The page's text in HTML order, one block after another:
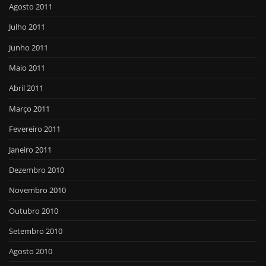
Agosto 2011
Julho 2011
Junho 2011
Maio 2011
Abril 2011
Março 2011
Fevereiro 2011
Janeiro 2011
Dezembro 2010
Novembro 2010
Outubro 2010
Setembro 2010
Agosto 2010